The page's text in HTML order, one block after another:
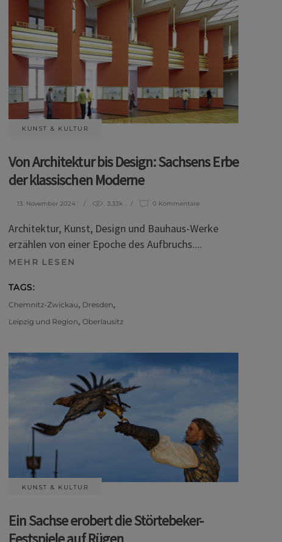
KUNST & KULTUR
Von Architektur bis Design: Sachsens Erbe
der klassischen Moderne
13. November 2024 3.33k 0 Kommentare
Architektur, Kunst, Design und Bauhaus-Werke
erzählen von einer Epoche des Aufbruchs.
MEHR LESEN
TAGS:
Chemnitz-Zwickau, Dresden,
Leipzig und Region, Oberlausitz
KUNST & KULTUR
Ein Sachse erobert die Störtebeker-